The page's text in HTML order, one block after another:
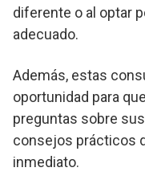
diferente o al optar
adecuado.
Además, estas
oportunidad para
preguntas sobre
consejos prácticos
inmediato.